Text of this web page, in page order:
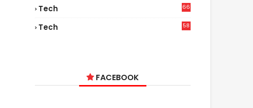
Tech
66
Tech
58
FACEBOOK